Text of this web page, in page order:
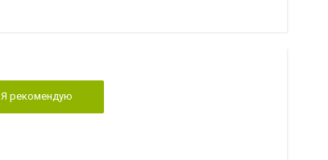
Я рекомендую